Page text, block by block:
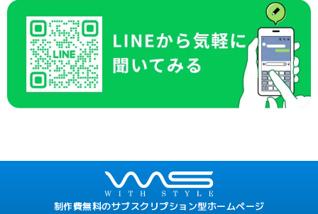
制作費無料のサブスクリプション型ホームページ